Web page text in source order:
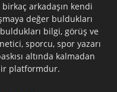
birkaç arkadaşın kendi
değer buldukları
bilgi, görüş ve
sporcu, spor yazarı
altında kalmadan
platformdur.